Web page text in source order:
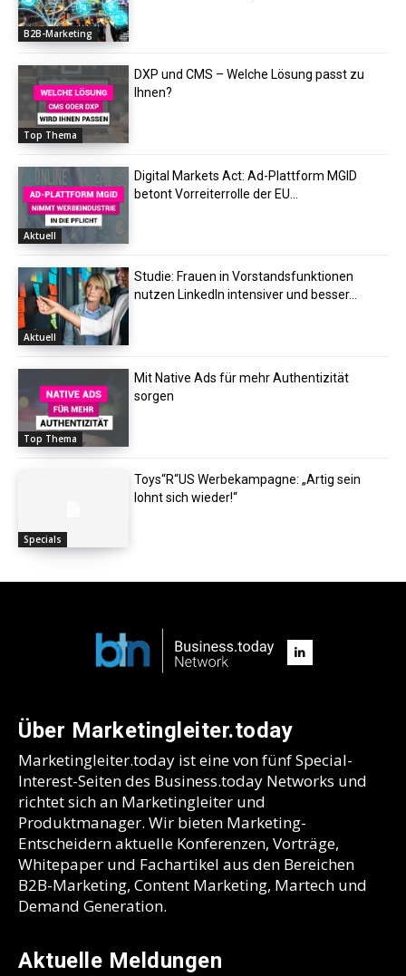
B2B-Marketing
Top Thema
DXP und CMS – Welche Lösung passt zu
Ihnen?
Aktuell
Digital Markets Act: Ad-Plattform MGID
betont Vorreiterrolle der EU...
Aktuell
Studie: Frauen in Vorstandsfunktionen
nutzen LinkedIn intensiver und besser...
Top Thema
Mit Native Ads für mehr Authentizität
sorgen
Specials
Toys“R“US Werbekampagne: „Artig sein
lohnt sich wieder!“
Über Marketingleiter.today
Marketingleiter.today ist eine von fünf Special-
Interest-Seiten des Business.today Networks und
richtet sich an Marketingleiter und
Produktmanager. Wir bieten Marketing-
Entscheidern aktuelle Konferenzen, Vorträge,
Whitepaper und Fachartikel aus den Bereichen
B2B-Marketing, Content Marketing, Martech und
Demand Generation.
Aktuelle Meldungen